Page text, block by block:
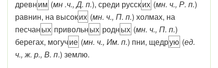
древним (мн .ч., Д. п.), среди русских (мн. ч., Р. п.)
равнин, на высоких (мн. ч., П. п.) холмах, на
песчаных привольных родных (мн. ч., П. п.)
берегах, могучие (мн. ч., Им. п.) пни, щедрую (ед.
ч., ж. р., В. п.) землю.